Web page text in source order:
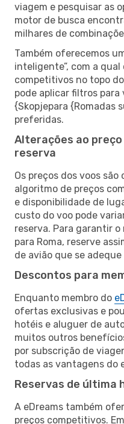
viagem e pesquisar as
motor de busca
milhares de
Também oferecemos
inteligente”, com a
competitivos no topo
pode aplicar filtros para
{Skopjepara {Romadas
preferidas.
Alterações ao
reserva
Os preços dos voos
algoritmo de preços
e disponibilidade de
custo do voo pode
reserva. Para garantir o
para Roma, reserve
de avião que se
Descontos para
Enquanto membro do
ofertas exclusivas e
hotéis e aluguer de
muitos outros
por subscrição de
todas as vantagens do
Reservas de última
A eDreams também
preços competitivos.